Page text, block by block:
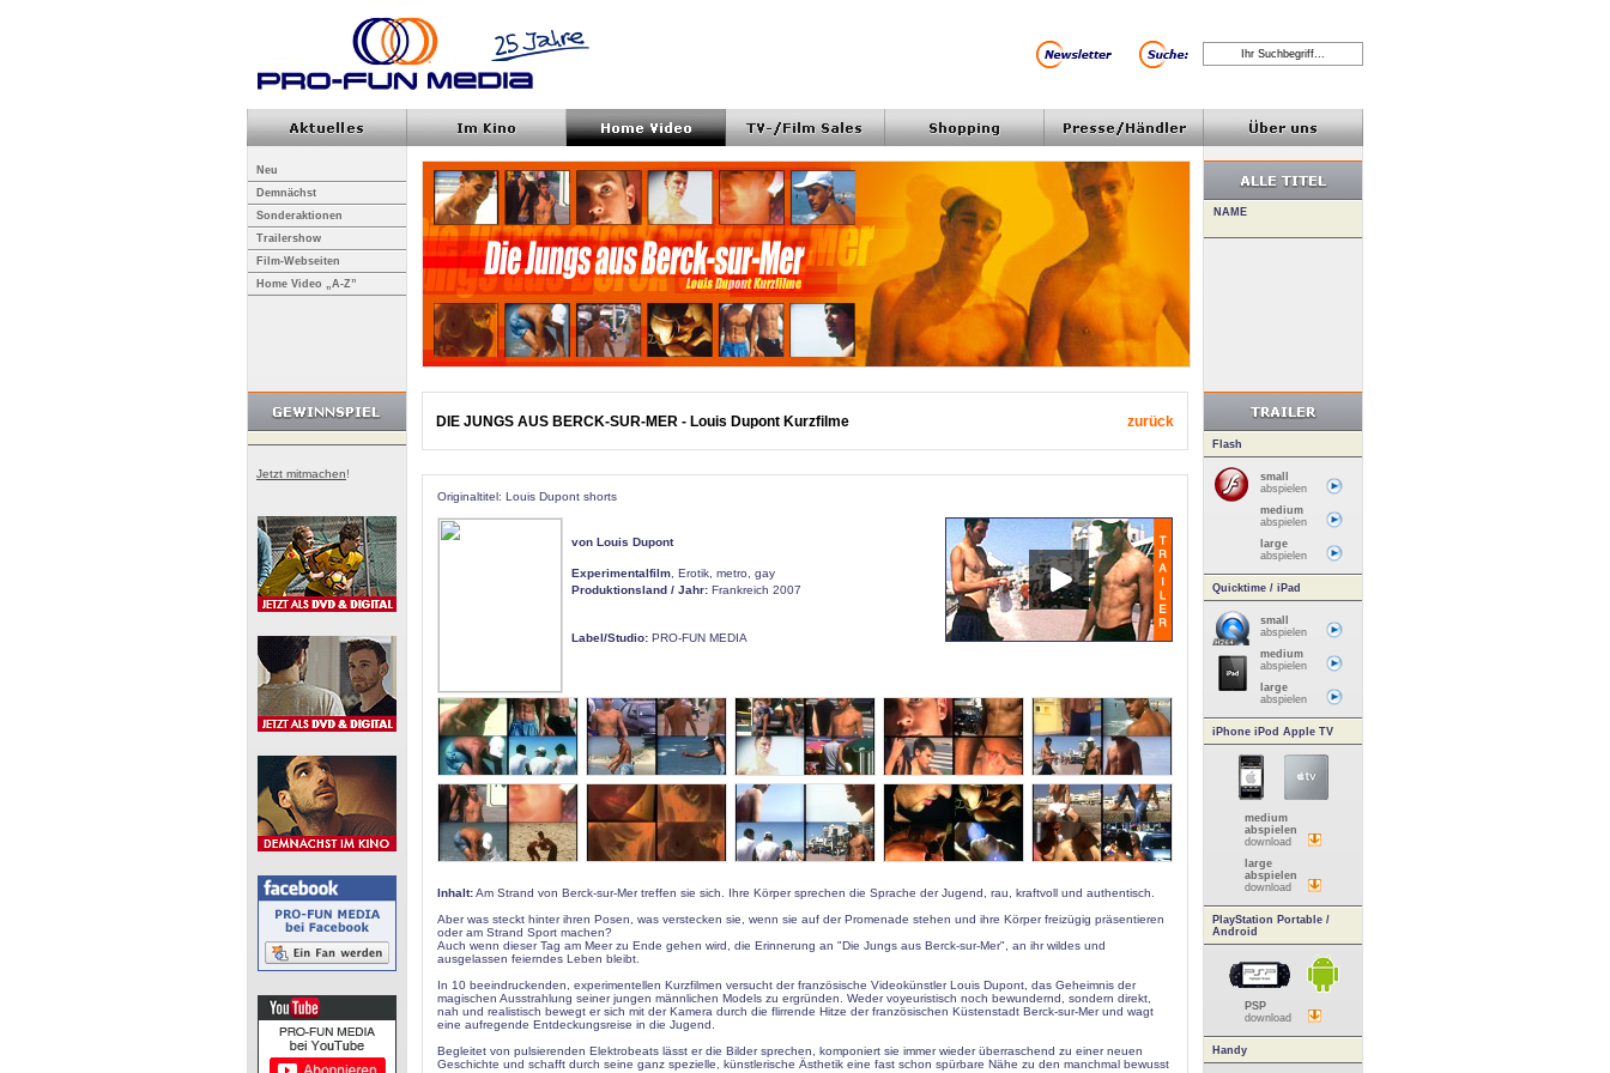
Neu
Demnächst
Sonderaktionen
Trailershow
Film-Webseiten
Home Video „A-Z”
Jetzt mitmachen!
DIE JUNGS AUS BERCK-SUR-MER - Louis Dupont Kurzfilme zurück
Originaltitel: Louis Dupont shorts
von Louis Dupont
Experimentalfilm , Erotik, metro, gay
Produktionsland / Jahr: Frankreich 2007
Label/Studio: PRO-FUN MEDIA
Inhalt:Am Strand von Berck-sur-Mer treffen sie sich. Ihre Körper sprechen die Sprache der Jugend, rau, kraftvoll und authentisch.
Aber was steckt hinter ihren Posen, was verstecken sie, wenn sie auf der Promenade stehen und ihre Körper freizügig präsentieren
oder am Strand Sport machen?
Auch wenn dieser Tag am Meer zu Ende gehen wird, die Erinnerung an "Die Jungs aus Berck-sur-Mer", an ihr wildes und
ausgelassen feierndes Leben bleibt.
In 10 beeindruckenden, experimentellen Kurzfilmen versucht der französische Videokünstler Louis Dupont, das Geheimnis der
magischen Ausstrahlung seiner jungen männlichen Models zu ergründen. Weder voyeuristisch noch bewundernd, sondern direkt,
nah und realistisch bewegt er sich mit der Kamera durch die flirrende Hitze der französischen Küstenstadt Berck-sur-Mer und wagt
eine aufregende Entdeckungsreise in die Jugend.
Begleitet von pulsierenden Elektrobeats lässt er die Bilder sprechen, komponiert sie immer wieder überraschend zu einer neuen
Geschichte und schafft durch seine ganz spezielle, künstlerische Ästhetik eine fast schon spürbare Nähe zu den manchmal bewusst
Flash
small
abspielen
medium
abspielen
large
abspielen
Quicktime / iPad
small
abspielen
medium
abspielen
large
abspielen
iPhone iPod Apple TV
medium
abspielen
download
large
abspielen
download
PlayStation Portable /
Android
PSP
download
Handy